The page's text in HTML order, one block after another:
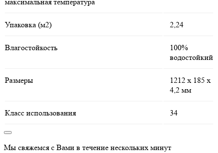
максимальная температура
Упаковка (м2) 2,24
Влагостойкость
100%
водостойкий
Размеры
1212 х 185 х
4,2 мм
Класс использования 34
Мы свяжемся с Вами в течение нескольких минут